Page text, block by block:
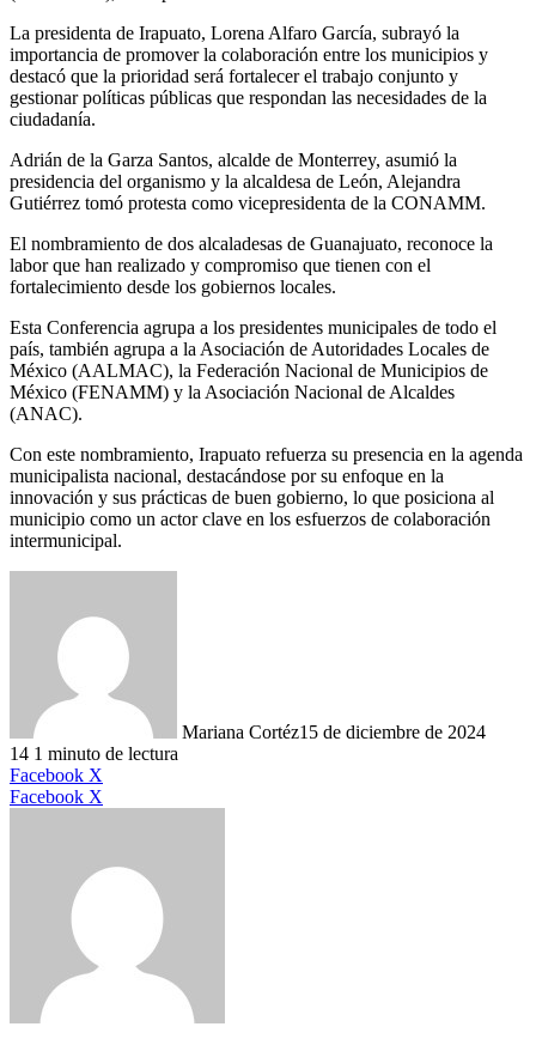
La presidenta de Irapuato, Lorena Alfaro García, subrayó la
importancia de promover la colaboración entre los municipios y
destacó que la prioridad será fortalecer el trabajo conjunto y
gestionar políticas públicas que respondan las necesidades de la
ciudadanía.
Adrián de la Garza Santos, alcalde de Monterrey, asumió la
presidencia del organismo y la alcaldesa de León, Alejandra
Gutiérrez tomó protesta como vicepresidenta de la CONAMM.
El nombramiento de dos alcaladesas de Guanajuato, reconoce la
labor que han realizado y compromiso que tienen con el
fortalecimiento desde los gobiernos locales.
Esta Conferencia agrupa a los presidentes municipales de todo el
país, también agrupa a la Asociación de Autoridades Locales de
México (AALMAC), la Federación Nacional de Municipios de
México (FENAMM) y la Asociación Nacional de Alcaldes
(ANAC).
Con este nombramiento, Irapuato refuerza su presencia en la agenda
municipalista nacional, destacándose por su enfoque en la
innovación y sus prácticas de buen gobierno, lo que posiciona al
municipio como un actor clave en los esfuerzos de colaboración
intermunicipal.
Mariana Cortéz15 de diciembre de 2024
14 1 minuto de lectura
Facebook X
Facebook X